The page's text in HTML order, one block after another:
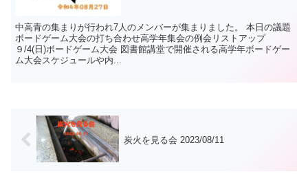
中高青の集まりが行われ7人のメンバーが集まりました。 本日の議題
ボードゲーム大会の打ち合わせ高学年集会の例会リストアップ
９/4(日)ボードゲーム大会 図書館講堂で開催される高学年ボードゲー
ム大会スケジュールや内...
炭火を見る会 2023/08/11